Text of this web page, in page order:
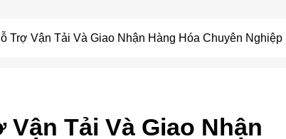
Trợ Vận Tải Và Giao Nhận Hàng Hóa Chuyên Nghiệp
Tải Và Giao Nhận